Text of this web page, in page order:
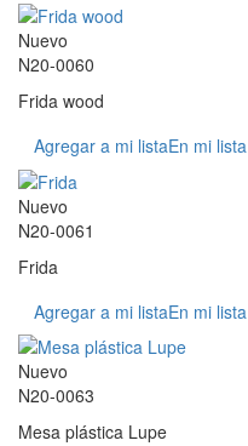
Nuevo
N20-0060
Frida wood
Agregar a mi listaEn mi lista
Nuevo
N20-0061
Frida
Agregar a mi listaEn mi lista
Nuevo
N20-0063
Mesa plástica Lupe